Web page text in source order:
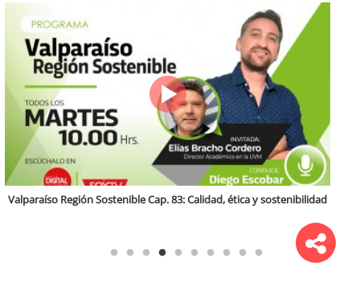
Región Sostenible Cap 60: Economía circular y desarrollo regional